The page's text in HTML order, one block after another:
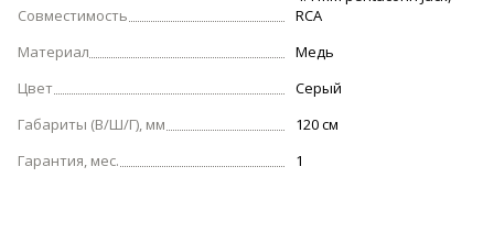
Совместимость
RCA
Материал
Медь
Цвет
Серый
Габариты (В/Ш/Г), мм
120 cм
Гарантия, мес.
1